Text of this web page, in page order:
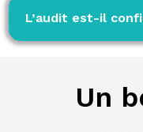
L’audit est-il
Un